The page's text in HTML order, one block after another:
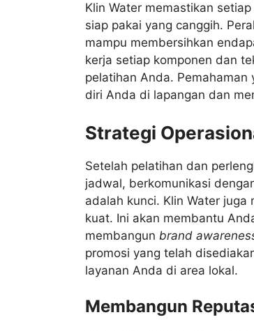
Klin Water memastikan
siap pakai yang canggih.
mampu membersihkan
kerja setiap komponen dan
pelatihan Anda.
diri Anda di lapangan dan
Strategi
Setelah pelatihan dan
jadwal, berkomunikasi
adalah kunci. Klin Water
kuat. Ini akan membantu
membangun brand
promosi yang telah
layanan Anda di area lokal.
Membangun